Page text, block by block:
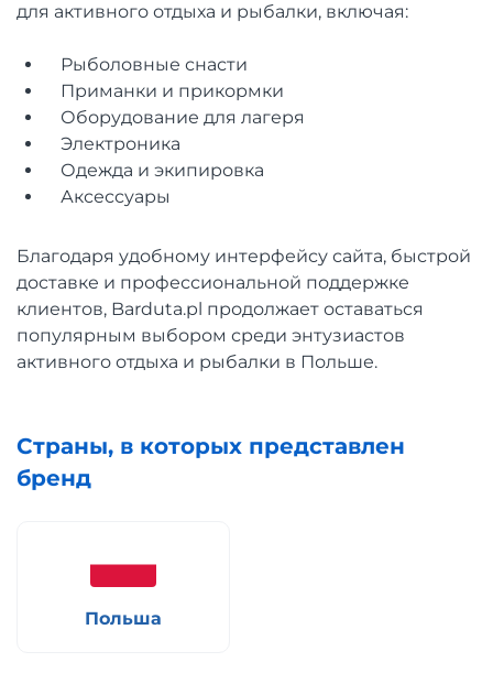
для активного отдыха и рыбалки, включая:
Рыболовные снасти
Приманки и прикормки
Оборудование для лагеря
Электроника
Одежда и экипировка
Аксессуары
Благодаря удобному интерфейсу сайта, быстрой
доставке и профессиональной поддержке
клиентов, Barduta.pl продолжает оставаться
популярным выбором среди энтузиастов
активного отдыха и рыбалки в Польше.
Страны, в которых представлен
бренд
Польша